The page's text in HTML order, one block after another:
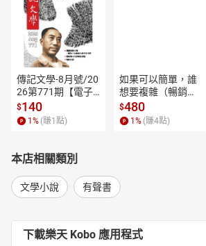
傳記文學-8月號/20
26第771期【電子
書】
$140
1 % (賺1 點)
如果可以簡單，誰
想要複雜（暢銷經
典新編版）【電子
書】
$480
1 % (賺4點)
本店相關類別
文學小說 有聲書
下載樂天 Kobo 應用程式